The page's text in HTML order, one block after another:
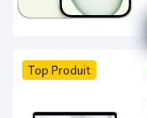
Top Produit